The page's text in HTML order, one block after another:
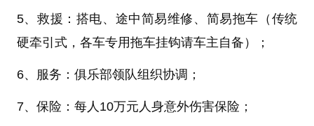
5、救援： 搭电、途中简易维修、简易拖车（传统
硬牵引式，各车专用拖车挂钩请车主自备）
；
6、服务： 俱乐部领队组织协调 ；
7、保险： 每人 10万元人身意外伤害保险 ；